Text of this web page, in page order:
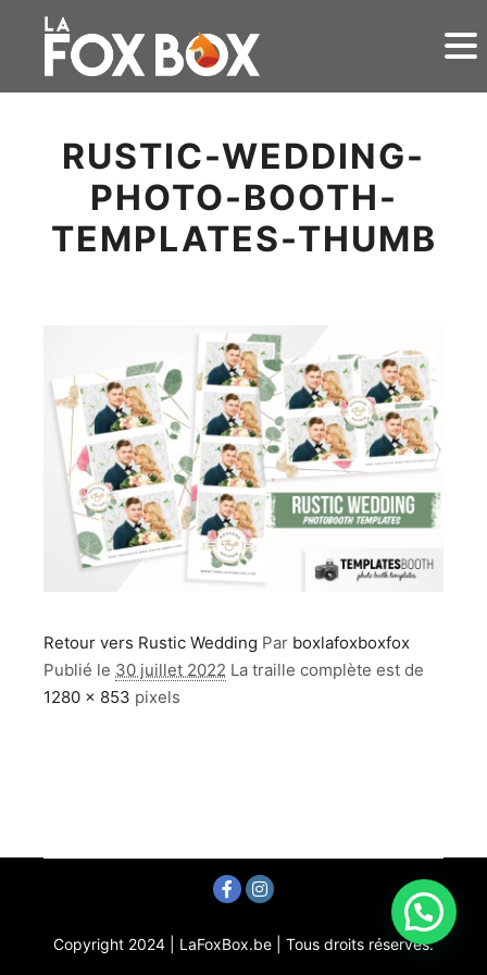
RUSTIC-WEDDING-
PHOTO-BOOTH-
TEMPLATES-THUMB
Retour vers Rustic Wedding Par boxlafoxboxfox
Publié le 30 juillet 2022 La traille complète est de
1280 × 853 pixels
Copyright 2024 | LaFoxBox.be | Tous droits réservés.